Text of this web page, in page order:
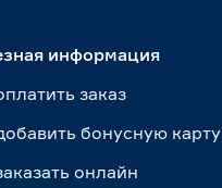
информация
заказ
бонусную карту
онлайн